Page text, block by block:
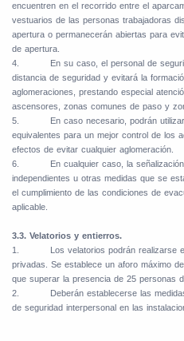
encuentren en el recorrido entre el
vestuarios de las personas trabajadoras
apertura o permanecerán abiertas para
de apertura.
4.
En su caso, el personal de
distancia de seguridad y evitará la
aglomeraciones, prestando especial
ascensores, zonas comunes de paso y
5.
En caso necesario, podrán
equivalentes para un mejor control de los
efectos de evitar cualquier aglomeración.
6.
En cualquier caso, la
independientes u otras medidas que se
el cumplimiento de las condiciones de
aplicable.
3.3. Velatorios y entierros.
1.
Los velatorios podrán realizarse
privadas. Se establece un aforo máximo
que superar la presencia de 25 personas
2.
Deberán establecerse las
de seguridad interpersonal en las